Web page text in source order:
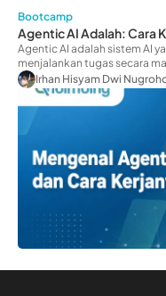
Bootcamp
Agentic AI Adalah: Cara
Agentic AI adalah sistem AI
menjalankan tugas secara
Irhan Hisyam Dwi